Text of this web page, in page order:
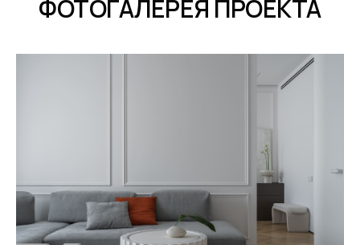
ФОТОГАЛЕРЕЯ ПРОЕКТА